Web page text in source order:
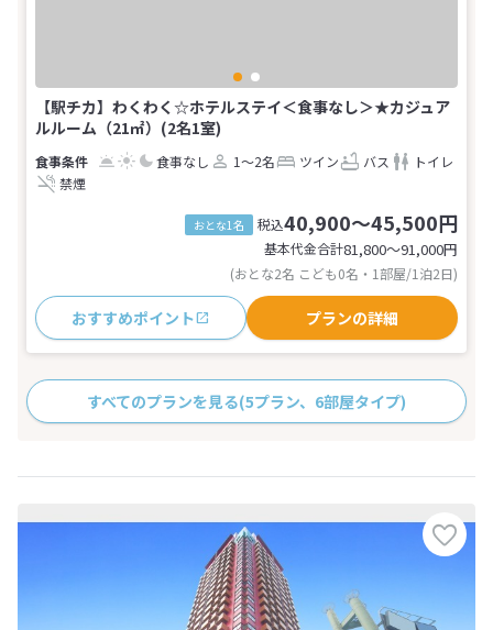
【駅チカ】わくわく☆ホテルステイ＜食事なし＞★カジュア
ルルーム（21㎡）(2名1室)
食事なし 1～2名 ツイン バス
トイレ
禁煙
おとな1名 税込40,900～45,500円
基本代金合計81,800〜91,000円
(おとな2名 こども0名・1部屋/1泊2日)
おすすめポイント プランの詳細
すべてのプランを見る(5プラン、6部屋タイプ)